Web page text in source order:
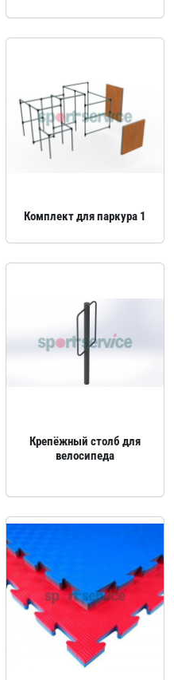
Комплект для паркура 1
Крепёжный столб для
велосипеда